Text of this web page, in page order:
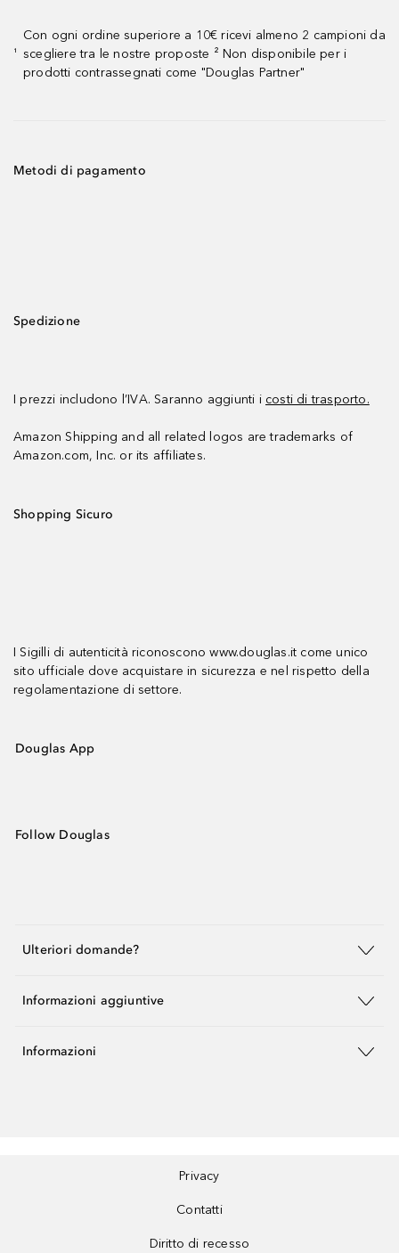
¹
Con ogni ordine superiore a 10€ ricevi almeno 2 campioni da
scegliere tra le nostre proposte ² Non disponibile per i
prodotti contrassegnati come "Douglas Partner"
Metodi di pagamento
Spedizione
I prezzi includono l’IVA. Saranno aggiunti i costi di trasporto.
Amazon Shipping and all related logos are trademarks of
Amazon.com, Inc. or its affiliates.
Shopping Sicuro
I Sigilli di autenticità riconoscono www.douglas.it come unico
sito ufficiale dove acquistare in sicurezza e nel rispetto della
regolamentazione di settore.
Douglas App
Follow Douglas
Ulteriori domande?
Informazioni aggiuntive
Informazioni
Privacy
Contatti
Diritto di recesso